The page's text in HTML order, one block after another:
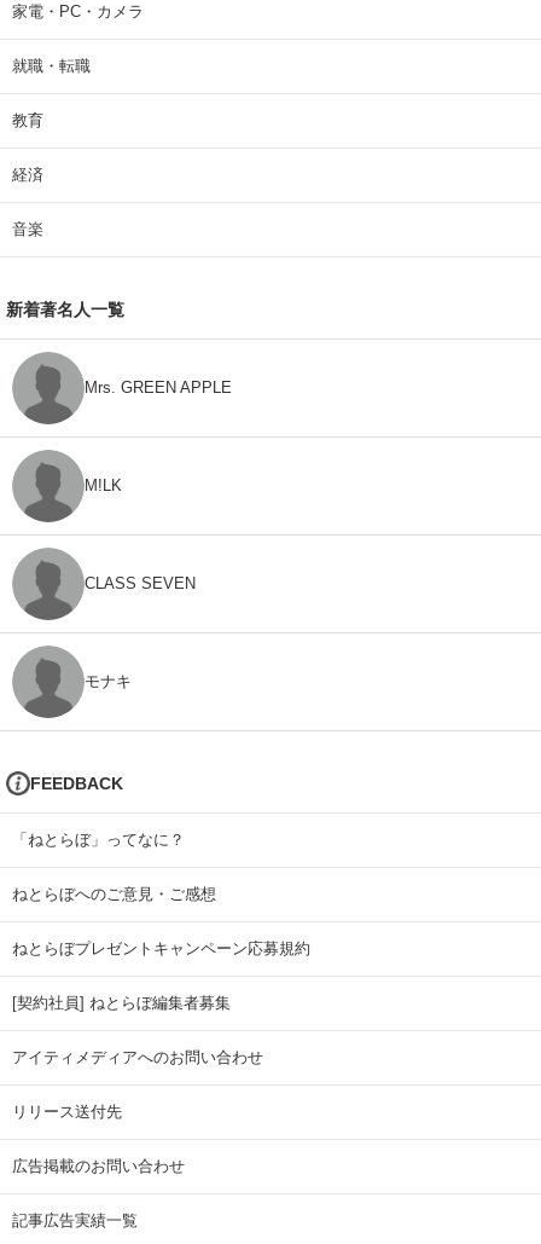
家電・PC・カメラ
就職・転職
教育
経済
音楽
新着著名人一覧
Mrs. GREEN APPLE
M!LK
CLASS SEVEN
モナキ
FEEDBACK
「ねとらぼ」ってなに？
ねとらぼへのご意見・ご感想
ねとらぼプレゼントキャンペーン応募規約
[契約社員] ねとらぼ編集者募集
アイティメディアへのお問い合わせ
リリース送付先
広告掲載のお問い合わせ
記事広告実績一覧